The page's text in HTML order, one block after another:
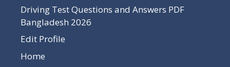
Driving Test Questions and Answers PDF
Bangladesh 2026
Edit Profile
Home